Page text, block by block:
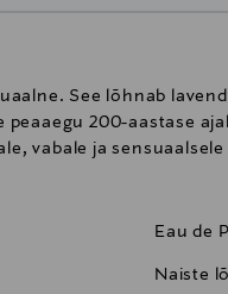
See lõhnab
200-aastase
vabale ja
Eau de
Naiste